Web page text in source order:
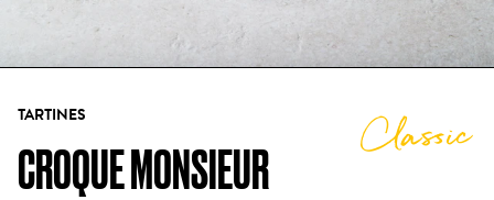
TARTINES
CROQUE MONSIEUR
Classic